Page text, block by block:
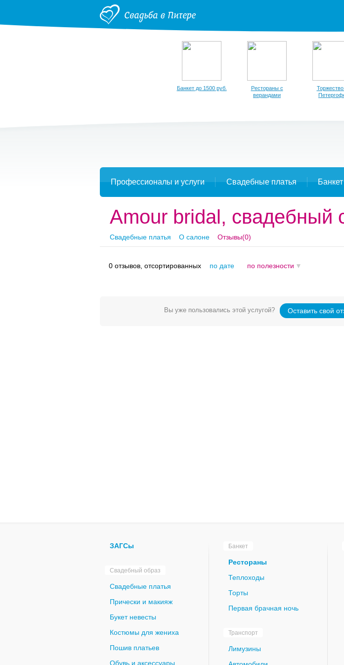
Банкет до 1500 руб.
Рестораны с
верандами
Профессионалы и услуги Свадебные платья Банкет
Amour bridal,
Свадебные платья О салоне Отзывы(0)
0 отзывов, отсортированных по дате по полезности
Вы уже пользовались этой услугой? Оставить свой
ЗАГСы
Свадебный образ
Свадебные платья
Прически и макияж
Букет невесты
Костюмы для жениха
Пошив платьев
Обувь и аксессуары
Банкет
Рестораны
Теплоходы
Торты
Первая брачная ночь
Транспорт
Лимузины